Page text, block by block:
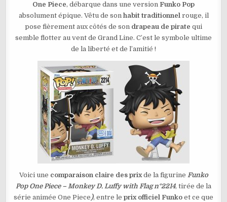
LUFFY
WITH
FLAG
N°2214
One Piece, débarque dans une version Funko Pop
absolument épique. Vêtu de son habit traditionnelrouge, il
pose fièrement aux côtés de son drapeau de pirate qui
semble flotter au vent de Grand Line. C’est le symbole ultime
de la liberté et de l’amitié !
Voici une comparaison claire des prixde la figurine Funko
Pop One Piece – Monkey D. Luffy with Flag n°2214, tirée de la
série animée One Piece ), entre le prix officiel Funko et ce que